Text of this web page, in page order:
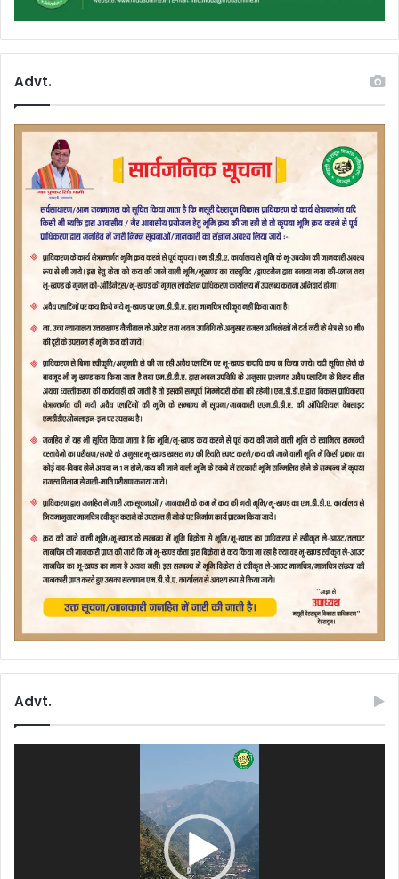
Advt.
Advt.